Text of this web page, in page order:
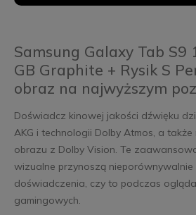
Samsung Galaxy Tab S9
GB Graphite + Rysik S
obraz na najwyższym
Doświadcz kinowej jakości dźwięku
AKG i technologii Dolby Atmos, a
obrazu z Dolby Vision. Te
wizualne przynoszą nieporównywalnie
doświadczenia, czy to podczas
gamingowych.